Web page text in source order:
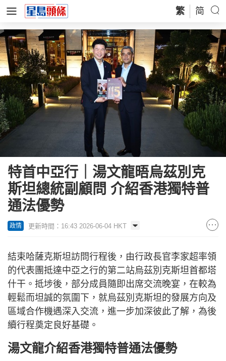
繁 简
特首中亞行｜湯文龍晤烏茲別克
斯坦總統副顧問 介紹香港獨特普
通法優勢
政情 更新時間：16:43 2026-06-04 HKT
結束哈薩克斯坦訪問行程後，由行政長官李家超率領
的代表團抵達中亞之行的第二站烏茲別克斯坦首都塔
什干。抵埗後，部分成員隨即出席交流晚宴，在較為
輕鬆而坦誠的氛圍下，就烏茲別克斯坦的發展方向及
區域合作機遇深入交流，進一步加深彼此了解，為後
續行程奠定良好基礎。
湯文龍介紹香港獨特普通法優勢